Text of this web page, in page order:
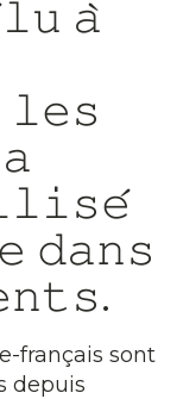
𝚊̀
𝚍𝚊𝚗𝚜
français sont
depuis